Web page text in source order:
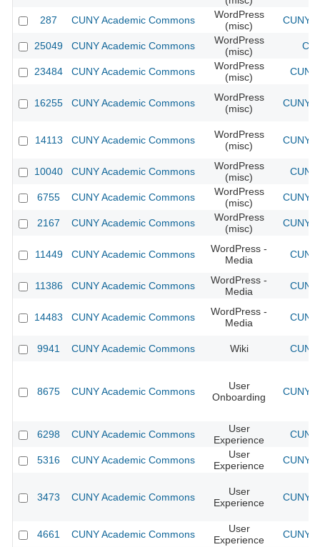
287 CUNY Academic Commons
WordPress
(misc)
CUNY
25049 CUNY Academic Commons
WordPress
(misc)
23484 CUNY Academic Commons
WordPress
(misc)
16255 CUNY Academic Commons
WordPress
(misc)
CUNY
14113 CUNY Academic Commons
WordPress
(misc)
CUNY
10040 CUNY Academic Commons
WordPress
(misc)
6755 CUNY Academic Commons
WordPress
(misc)
CUNY
2167 CUNY Academic Commons
WordPress
(misc)
CUNY
11449 CUNY Academic Commons
WordPress -
Media
11386 CUNY Academic Commons
WordPress -
Media
14483 CUNY Academic Commons
WordPress -
Media
9941 CUNY Academic Commons Wiki
8675 CUNY Academic Commons
User
Onboarding
CUNY
6298 CUNY Academic Commons
User
Experience
5316 CUNY Academic Commons
User
Experience
CUNY
3473 CUNY Academic Commons
User
Experience
CUNY
4661 CUNY Academic Commons
User
Experience
CUNY